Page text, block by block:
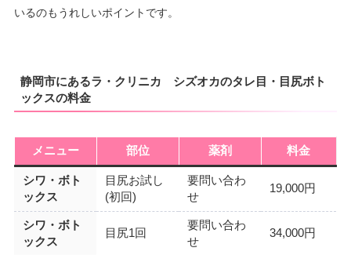
いるのもうれしいポイントです。
静岡市にあるラ・クリニカ シズオカのタレ目・目尻ボト
ックスの料金
メニュー 部位 薬剤 料金
シワ・ボト
ックス
目尻お試し
(初回)
要問い合わ
せ
19,000円
シワ・ボト
ックス
目尻1回
要問い合わ
せ
34,000円